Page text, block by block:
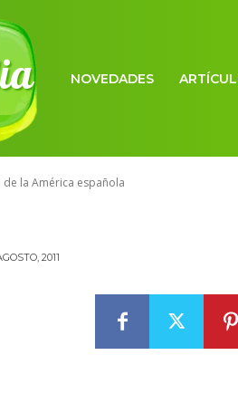
NOVEDADES
la América española
2011